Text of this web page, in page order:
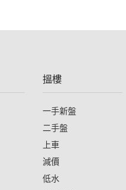
搵樓
一手新盤
二手盤
上車
減價
低水